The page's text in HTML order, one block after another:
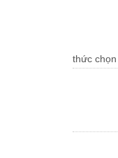
thức chọn